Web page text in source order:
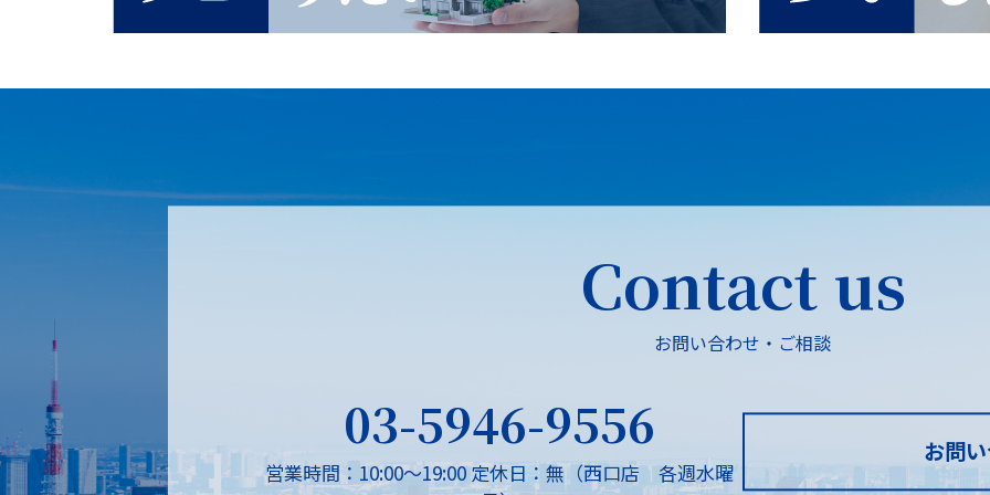
Contact us
お問い合わせ・ご相談
03-5946-9556
営業時間：10:00～19:00定休日：無（西口店 各週水曜
お問